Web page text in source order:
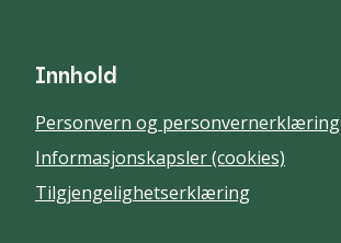
Innhold
Personvern og personvernerklæring
Informasjonskapsler (cookies)
Tilgjengelighetserklæring